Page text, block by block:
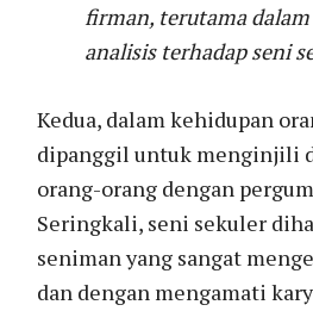
firman, terutama
analisis terhadap seni
Kedua, dalam kehidupan
dipanggil untuk menginjili
orang-orang dengan
Seringkali, seni sekuler
seniman yang sangat
dan dengan mengamati